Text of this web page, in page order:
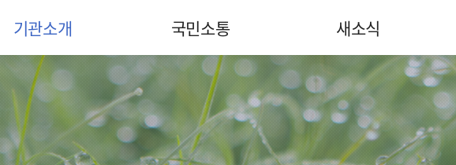
기관소개 국민소통 새소식